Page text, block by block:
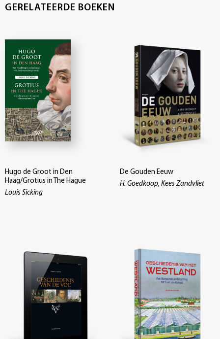
GERELATEERDE BOEKEN
Hugo de Groot in Den
Haag/Grotius in The Hague
Louis Sicking
De Gouden Eeuw
H. Goedkoop, Kees Zandvliet